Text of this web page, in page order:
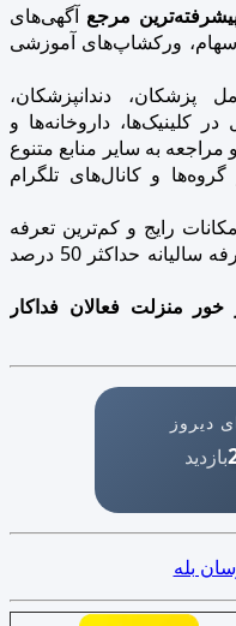
مرجع آگهی‌های
سهام، ورکشاپ‌های آموزشی
پزشکان، دندانپزشکان،
کلینیک‌ها، داروخانه‌ها و
به سایر منابع متنوع
گروه‌ها و کانال‌های تلگرام
رایج و کم‌ترین تعرفه
بازار فراهم است و سقف افزایش تعرفه سالیانه حداکثر 50 درصد
منزلت فعالان فداکار
دیروز
بازدید
بله